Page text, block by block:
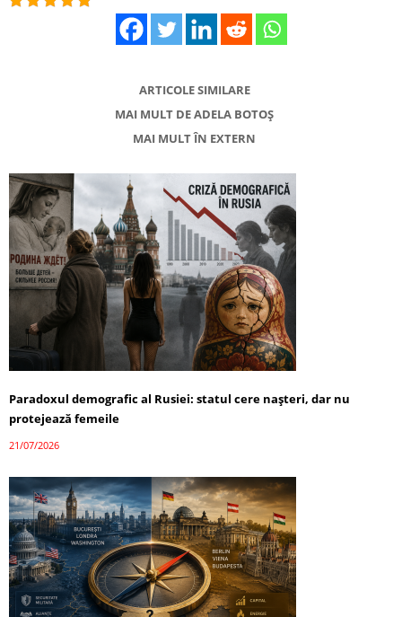
ARTICOLE SIMILARE
MAI MULT DE ADELA BOTOȘ
MAI MULT ÎN EXTERN
Paradoxul demografic al Rusiei: statul cere nașteri, dar nu
protejează femeile
21/07/2026